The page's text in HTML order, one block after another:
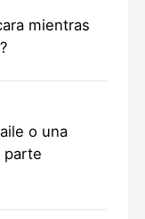
mientras
o una
parte